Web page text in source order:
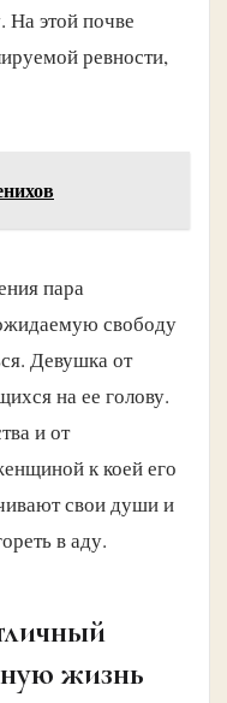
На этой почве
ревности,
пара
свободу
Девушка от
на ее голову.
и от
к коей его
свои души и
в аду.
жизнь